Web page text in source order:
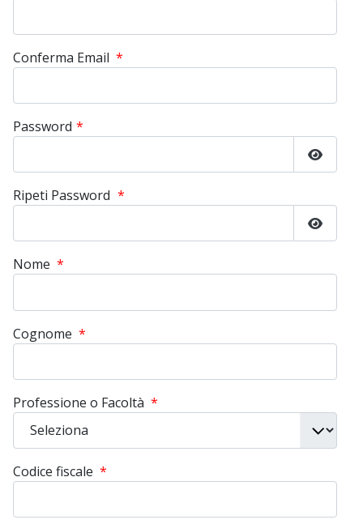
Conferma Email *
Password *
Mostra
Ripeti Password *
Mostra
Nome *
Cognome *
Professione o Facoltà *
Codice fiscale *